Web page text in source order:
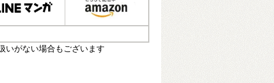
いがない場合もございます